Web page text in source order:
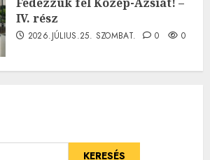
IV. rész
2026.JÚLIUS.25. SZOMBAT. 0 0
KERESÉS